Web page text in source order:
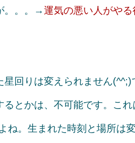
。。。→運気の悪い人がやる
回りは変えられません
るとかは、不可能です。こ
ね。生まれた時刻と場所は